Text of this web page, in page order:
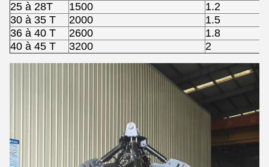
25 à 28T
1500 1.2
30 à 35 T
2000 1.5
36 à 40 T
2600 1.8
40 à 45 T
3200 2